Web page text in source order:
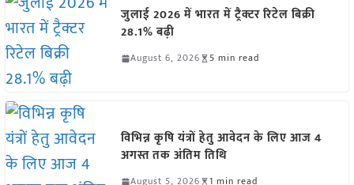
जुलाई 2026 में भारत में ट्रैक्टर रिटेल बिक्री
28.1% बढ़ी
August 6, 2026 5 min read
विभिन्न कृषि यंत्रों हेतु आवेदन के लिए आज 4
अगस्त तक अंतिम तिथि
August 5, 2026 1 min read